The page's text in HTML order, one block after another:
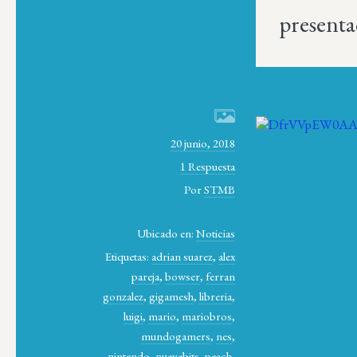
20 junio, 2018
1 Respuesta
PorSTMB
Ubicado en:Noticias
Etiquetas: adrian suarez, alex
pareja,bowser, ferran
gonzalez,gigamesh,libreria,
luigi, mario, mariobros,
mundogamers, nes,